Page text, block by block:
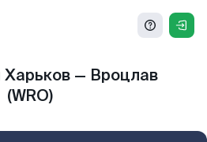
— Вроцлав
(WRO)